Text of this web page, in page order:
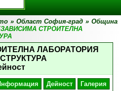
» Област София-град » Община
СТРОИТЕЛНА
ЛАБОРАТОРИЯ
Дейност Галерия